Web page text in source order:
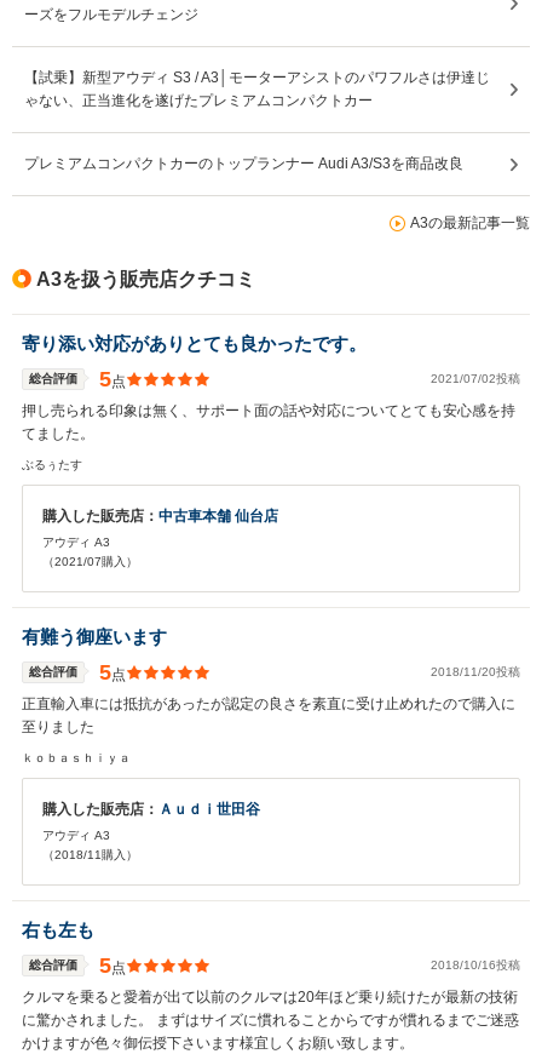
ーズをフルモデルチェンジ
【試乗】新型アウディ S3 / A3│モーターアシストのパワフルさは伊達じ
ゃない、正当進化を遂げたプレミアムコンパクトカー
プレミアムコンパクトカーのトップランナー Audi A3/S3を商品改良
A3の最新記事一覧
A3を扱う販売店クチコミ
寄り添い対応がありとても良かったです。
総合評価 5点 2021/07/02投稿
押し売られる印象は無く、サポート面の話や対応についてとても安心感を持
てました。
ぶるぅたす
購入した販売店： 中古車本舗 仙台店
アウディ A3
（2021/07購入）
有難う御座います
総合評価 5点 2018/11/20投稿
正直輸入車には抵抗があったが認定の良さを素直に受け止めれたので購入に
至りました
ｋｏｂａｓｈｉｙａ
購入した販売店： Ａｕｄｉ世田谷
アウディ A3
（2018/11購入）
右も左も
総合評価 5点 2018/10/16投稿
クルマを乗ると愛着が出て以前のクルマは20年ほど乗り続けたが最新の技術
に驚かされました。 まずはサイズに慣れることからですが慣れるまでご迷惑
かけますが色々御伝授下さいます様宜しくお願い致します。